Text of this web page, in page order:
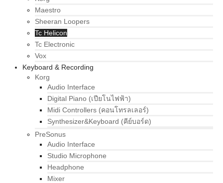
Maestro
Sheeran Loopers
Tc Helicon
Tc Electronic
Vox
Keyboard & Recording
Korg
Audio Interface
Digital Piano (เปียโนไฟฟ้า)
Midi Controllers (คอนโทรลเลอร์)
Synthesizer&Keyboard (คีย์บอร์ด)
PreSonus
Audio Interface
Studio Microphone
Headphone
Mixer